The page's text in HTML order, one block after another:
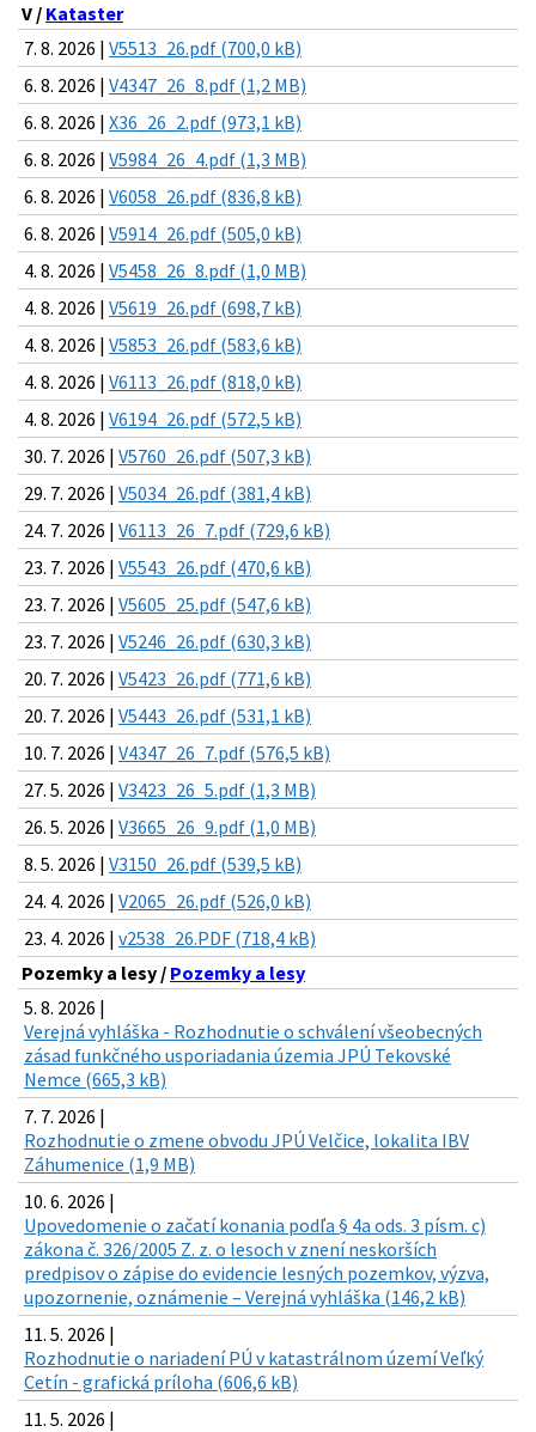
V / Kataster
7. 8. 2026 | V5513_26.pdf (700,0 kB)
6. 8. 2026 | V4347_26_8.pdf (1,2 MB)
6. 8. 2026 | X36_26_2.pdf (973,1 kB)
6. 8. 2026 | V5984_26_4.pdf (1,3 MB)
6. 8. 2026 | V6058_26.pdf (836,8 kB)
6. 8. 2026 | V5914_26.pdf (505,0 kB)
4. 8. 2026 | V5458_26_8.pdf (1,0 MB)
4. 8. 2026 | V5619_26.pdf (698,7 kB)
4. 8. 2026 | V5853_26.pdf (583,6 kB)
4. 8. 2026 | V6113_26.pdf (818,0 kB)
4. 8. 2026 | V6194_26.pdf (572,5 kB)
30. 7. 2026 | V5760_26.pdf (507,3 kB)
29. 7. 2026 | V5034_26.pdf (381,4 kB)
24. 7. 2026 | V6113_26_7.pdf (729,6 kB)
23. 7. 2026 | V5543_26.pdf (470,6 kB)
23. 7. 2026 | V5605_25.pdf (547,6 kB)
23. 7. 2026 | V5246_26.pdf (630,3 kB)
20. 7. 2026 | V5423_26.pdf (771,6 kB)
20. 7. 2026 | V5443_26.pdf (531,1 kB)
10. 7. 2026 | V4347_26_7.pdf (576,5 kB)
27. 5. 2026 | V3423_26_5.pdf (1,3 MB)
26. 5. 2026 | V3665_26_9.pdf (1,0 MB)
8. 5. 2026 | V3150_26.pdf (539,5 kB)
24. 4. 2026 | V2065_26.pdf (526,0 kB)
23. 4. 2026 | v2538_26.PDF (718,4 kB)
Pozemky a lesy / Pozemky a lesy
5. 8. 2026 |
Verejná vyhláška - Rozhodnutie o schválení všeobecných
zásad funkčného usporiadania územia JPÚ Tekovské
Nemce (665,3 kB)
7. 7. 2026 |
Rozhodnutie o zmene obvodu JPÚ Velčice, lokalita IBV
Záhumenice (1,9 MB)
10. 6. 2026 |
Upovedomenie o začatí konania podľa § 4a ods. 3 písm. c)
zákona č. 326/2005 Z. z. o lesoch v znení neskorších
predpisov o zápise do evidencie lesných pozemkov, výzva,
upozornenie, oznámenie – Verejná vyhláška (146,2 kB)
11. 5. 2026 |
Rozhodnutie o nariadení PÚ v katastrálnom území Veľký
Cetín - grafická príloha (606,6 kB)
11. 5. 2026 |